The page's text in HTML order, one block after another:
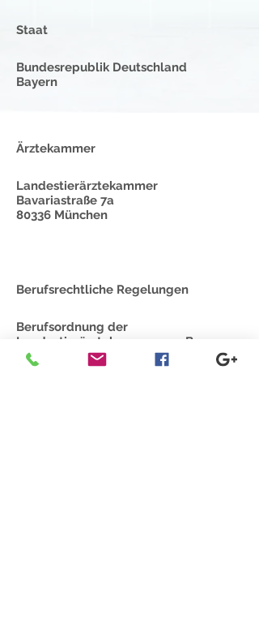
Staat
Bundesrepublik Deutschland
Bayern
Ärztekammer
Landestierärztekammer
Bavariastraße 7a
80336 München
Berufsrechtliche Regelungen
Berufsordnung der
Landestierärztekammer von Bayern